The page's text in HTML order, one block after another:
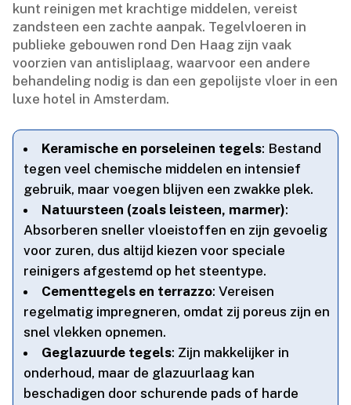
kunt reinigen met krachtige middelen, vereist
zandsteen een zachte aanpak.​ Tegelvloeren in
publieke gebouwen rond Den Haag zijn vaak
voorzien van antisliplaag, waarvoor een andere
behandeling nodig is dan een gepolijste vloer in een
luxe hotel in Amsterdam.​
Keramische en porseleinen tegels: Bestand
tegen veel chemische middelen en intensief
gebruik, maar voegen blijven een zwakke plek.​
Natuursteen (zoals leisteen, marmer):
Absorberen sneller vloeistoffen en zijn gevoelig
voor zuren, dus altijd kiezen voor speciale
reinigers afgestemd op het steentype.​
Cementtegels en terrazzo: Vereisen
regelmatig impregneren, omdat zij poreus zijn en
snel vlekken opnemen.​
Geglazuurde tegels: Zijn makkelijker in
onderhoud, maar de glazuurlaag kan
beschadigen door schurende pads of harde